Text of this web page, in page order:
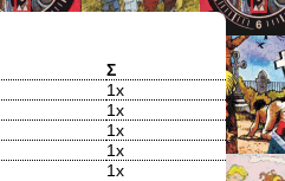
Σ
1x
1x
1x
1x
1x